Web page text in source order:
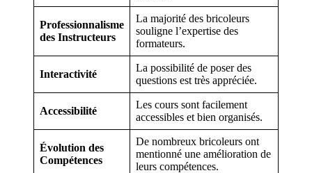
Professionnalisme
des Instructeurs
La majorité des bricoleurs
souligne l’expertise des
formateurs.
Interactivité
La possibilité de poser des
questions est très appréciée.
Accessibilité
Les cours sont facilement
accessibles et bien organisés.
Évolution des
Compétences
De nombreux bricoleurs ont
mentionné une amélioration de
leurs compétences.